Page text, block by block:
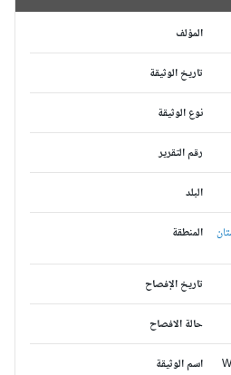
المؤلف
تاريخ الوثيقة
نوع الوثيقة
رقم التقرير
البلد
المنطقة
تاريخ الإفصاح
حالة الافصاح
اسم الوثيقة